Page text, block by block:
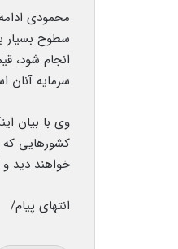
محمودی
سطوح بسیار
سرمایه آنان
وی با بیان
کشورهایی که
خواهند دید
انتهای پیام/